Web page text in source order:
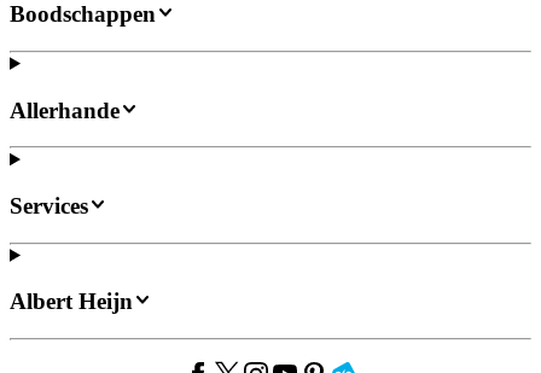
Boodschappen
Allerhande
Services
Albert Heijn